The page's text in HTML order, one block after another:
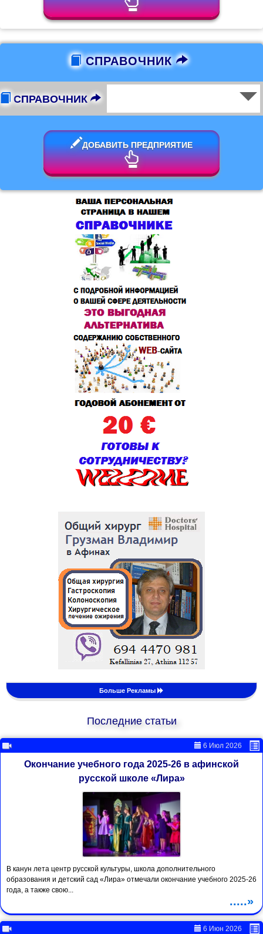
СПРАВОЧНИК
СПРАВОЧНИК
ДОБАВИТЬ ПРЕДПРИЯТИЕ
Больше Рекламы
Последние статьи
6 Июл 2026
Окончание учебного года 2025-26 в афинской
русской школе «Лира»
В канун лета центр русской культуры, школа дополнительного
образования и детский сад «Лира» отмечали окончание учебного 2025-26
года, а также свою...
.....»
6 Июн 2026